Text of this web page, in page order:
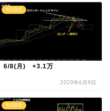
毎日収支
6/8(月) +3.1万
2020年6月9日
毎日収支